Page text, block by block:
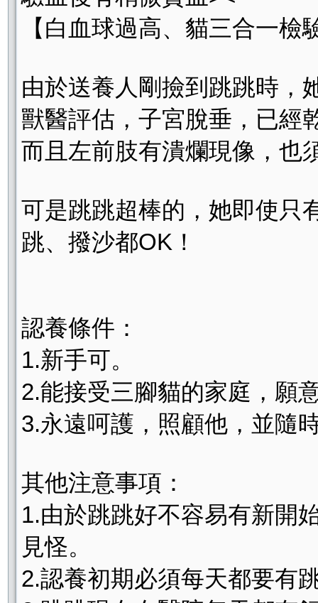
【白血球過高、貓三合一檢
由於送養人剛撿到跳跳時，
獸醫評估，子宮脫垂，已經
而且左前肢有潰爛現像，也
可是跳跳超棒的，她即使只
跳、撥沙都OK！
認養條件：
1.新手可。
2.能接受三腳貓的家庭，願
3.永遠呵護，照顧他，並隨
其他注意事項：
1.由於跳跳好不容易有新開
見怪。
2.認養初期必須每天都要有